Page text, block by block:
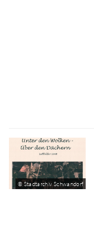
© Stadtarchiv Schwandorf